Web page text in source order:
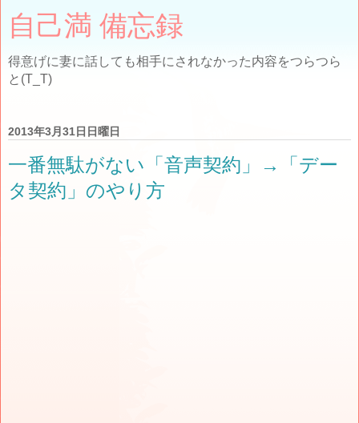
自己満 備忘録
得意げに妻に話しても相手にされなかった内容をつらつら
と(T_T)
2013年3月31日日曜日
一番無駄がない「音声契約」→「デー
タ契約」のやり方